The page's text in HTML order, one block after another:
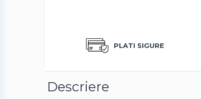
Huse telefoane mobile
PLATI SIGURE
Descriere